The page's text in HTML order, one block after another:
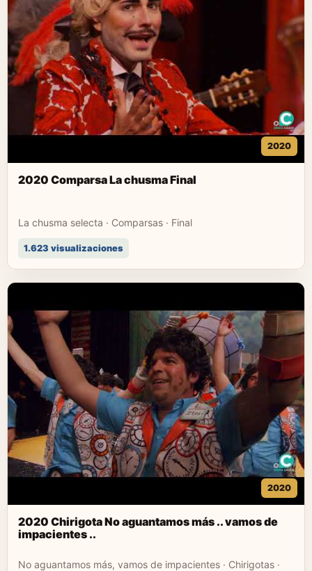
2020
2020 Comparsa La chusma Final
La chusma selecta · Comparsas · Final
1.623 visualizaciones
2020
2020 Chirigota No aguantamos más .. vamos de
impacientes ..
No aguantamos más, vamos de impacientes · Chirigotas ·